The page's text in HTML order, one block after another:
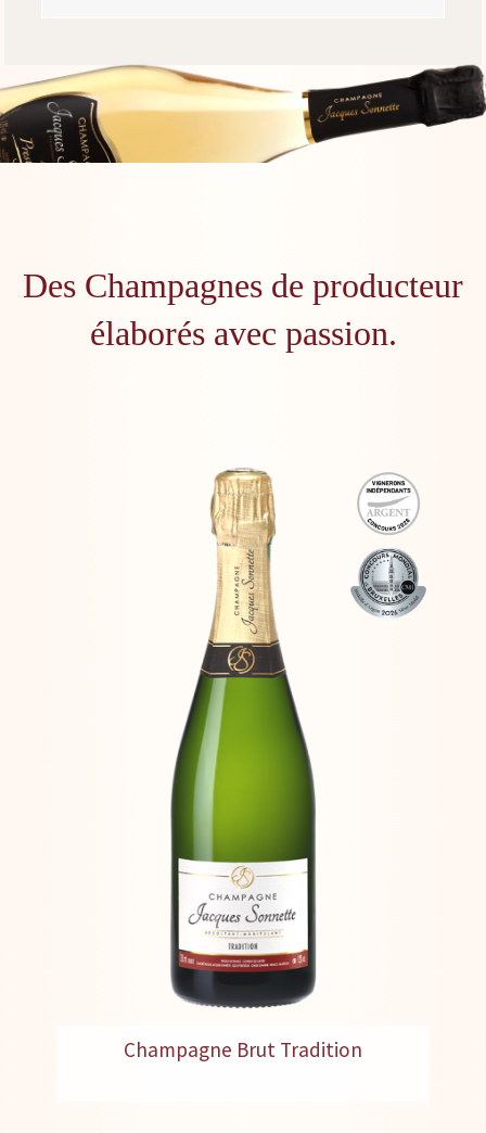
Des Champagnes de producteur
élaborés avec passion.
Champagne Brut Tradition